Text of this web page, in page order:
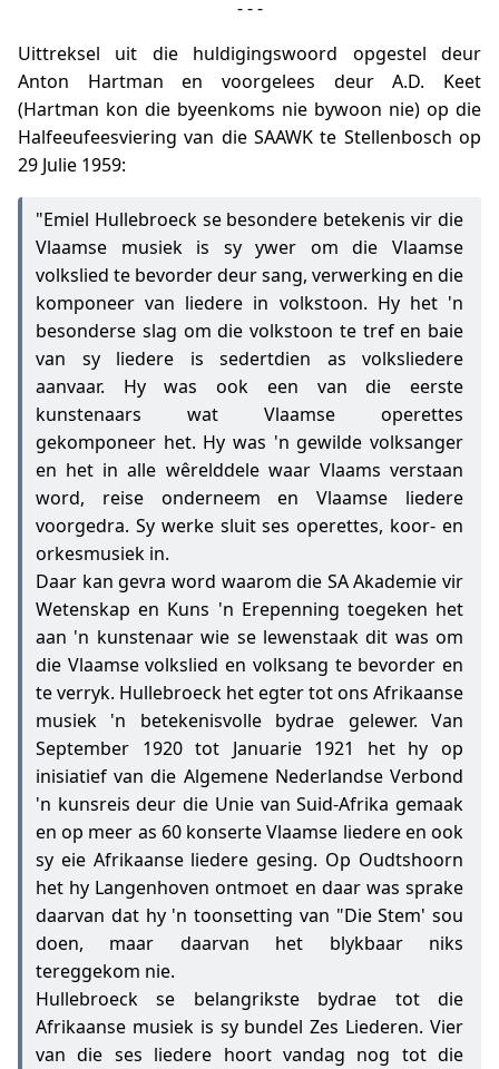
- - -
Uittreksel uit die huldigingswoord opgestel deur
Anton Hartman en voorgelees deur A.D. Keet
(Hartman kon die byeenkoms nie bywoon nie) op die
Halfeeufeesviering van die SAAWK te Stellenbosch op
29 Julie 1959:
"Emiel Hullebroeck se besondere betekenis vir die
Vlaamse musiek is sy ywer om die Vlaamse
volkslied te bevorder deur sang, verwerking en die
komponeer van liedere in volkstoon. Hy het 'n
besonderse slag om die volkstoon te tref en baie
van sy liedere is sedertdien as volksliedere
aanvaar. Hy was ook een van die eerste
kunstenaars wat Vlaamse operettes
gekomponeer het. Hy was 'n gewilde volksanger
en het in alle wêrelddele waar Vlaams verstaan
word, reise onderneem en Vlaamse liedere
voorgedra. Sy werke sluit ses operettes, koor- en
orkesmusiek in.
Daar kan gevra word waarom die SA Akademie vir
Wetenskap en Kuns 'n Erepenning toegeken het
aan 'n kunstenaar wie se lewenstaak dit was om
die Vlaamse volkslied en volksang te bevorder en
te verryk. Hullebroeck het egter tot ons Afrikaanse
musiek 'n betekenisvolle bydrae gelewer. Van
September 1920 tot Januarie 1921 het hy op
inisiatief van die Algemene Nederlandse Verbond
'n kunsreis deur die Unie van Suid-Afrika gemaak
en op meer as 60 konserte Vlaamse liedere en ook
sy eie Afrikaanse liedere gesing. Op Oudtshoorn
het hy Langenhoven ontmoet en daar was sprake
daarvan dat hy 'n toonsetting van "Die Stem' sou
doen, maar daarvan het blykbaar niks
tereggekom nie.
Hullebroeck se belangrikste bydrae tot die
Afrikaanse musiek is sy bundel Zes Liederen. Vier
van die ses liedere hoort vandag nog tot die